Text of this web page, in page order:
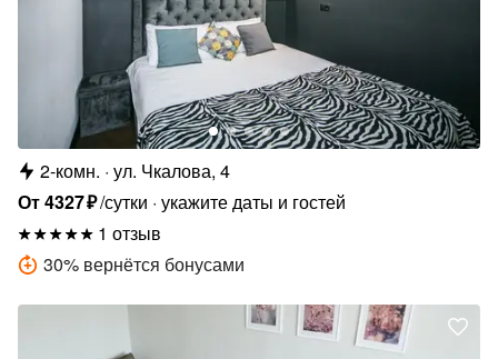
2-комн. ул. Чкалова, 4
От4327₽/сутки укажите даты и гостей
1 отзыв
30% вернётся бонусами